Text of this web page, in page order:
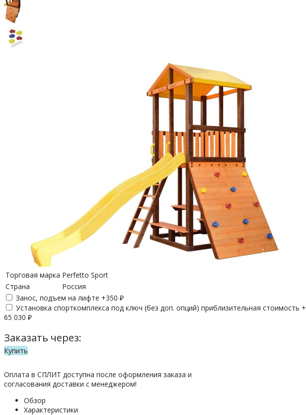
Торговая марка Perfetto Sport
Страна
Россия
Занос, подъем на лифте +350 ₽
Установка спорткомплекса под ключ (без доп. опций) приблизительная стоимость +
65 030 ₽
Заказать через:
Купить
Оплата в СПЛИТ доступна после оформления заказа и
согласования доставки с менеджером!
Обзор
Характеристики